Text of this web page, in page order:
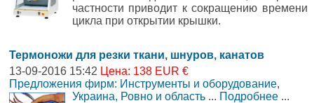
частности приводит к сокращению времени
цикла при открытии крышки.
Термоножи для резки ткани, шнуров, канатов
13-09-2016 15:42 Цена: 138 EUR €
Предложения фирм: Инструменты и оборудование,
Украина, Ровно и область ... Подробнее ...